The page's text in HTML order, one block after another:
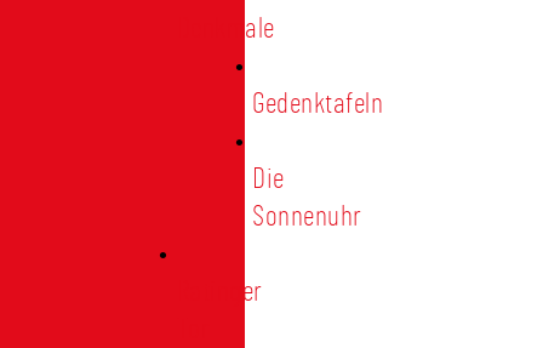
Denkmale
Gedenktafeln
Die
Sonnenuhr
Ratinger